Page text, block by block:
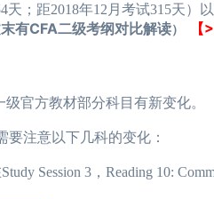
距2018年12月考试315天）以
末有CFA二级考纲对比解读）
官方教材部分科目有新变化。
注意以下几科的变化：
Session 3，Reading 10: